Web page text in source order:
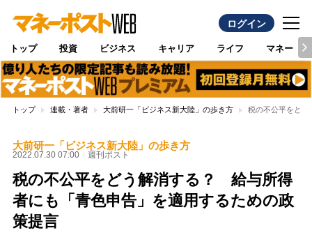
ログイン
トップ 投資 ビジネス キャリア ライフ マネー
トップ 連載・著者 大前研一「ビジネス新大陸」の歩き方 税の不公平をど
大前研一「ビジネス新大陸」の歩き方
2022.07.30 07:00 週刊ポスト
税の不公平をどう解消する？ 給与所得
者にも「青色申告」を適用するための政
策提言